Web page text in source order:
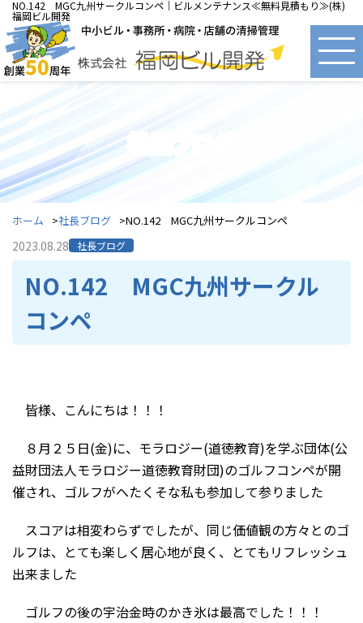
NO.142 MGC九州サークルコンペ｜ビルメンテナンス≪無料見積もり≫(株)
福岡ビル開発
社長ブログ
ホーム 社長ブログ NO.142 MGC九州サークルコンペ
2023.08.28 社長ブログ
NO.142 MGC九州サークル
コンペ
皆様、こんにちは！！！
８月２５日(金)に、モラロジー(道徳教育)を学ぶ団体(公
益財団法人モラロジー道徳教育財団)のゴルフコンペが開
催され、ゴルフがへたくそな私も参加して参りました
スコアは相変わらずでしたが、同じ価値観の方々とのゴ
ルフは、とても楽しく居心地が良く、とてもリフレッシュ
出来ました
ゴルフの後の宇治金時のかき氷は最高でした！！！